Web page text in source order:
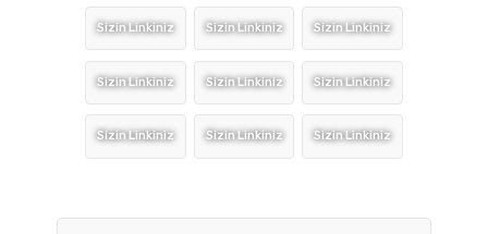
Sizin Linkiniz Sizin Linkiniz Sizin Linkiniz
Sizin Linkiniz
Sizin Linkiniz
Sizin Linkiniz
Sizin Linkiniz
Sizin Linkiniz
Sizin Linkiniz